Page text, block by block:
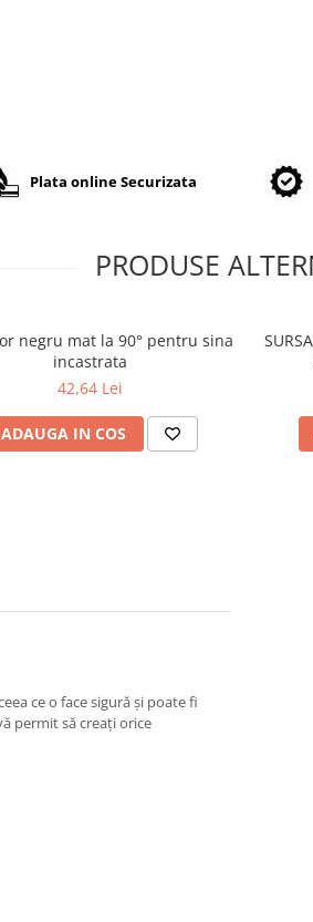
Plata online Securizata
PRODUSE
negru mat la 90° pentru sina
incastrata
42,64 Lei
ADAUGA IN COS
ce o face sigură și poate fi
permit să creați orice